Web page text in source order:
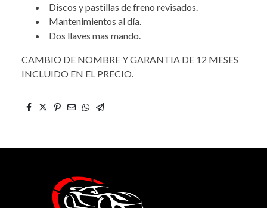
Discos y pastillas de freno revisados.
Mantenimientos al día.
Dos llaves mas mando.
CAMBIO DE NOMBRE Y GARANTIA DE 12 MESES
INCLUIDO EN EL PRECIO.